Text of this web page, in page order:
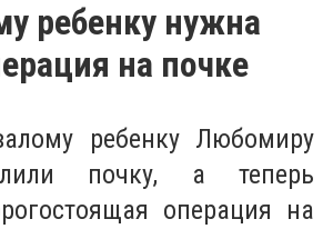
ребенку нужна
на почке
ребенку Любомиру
почку, а теперь
операция на